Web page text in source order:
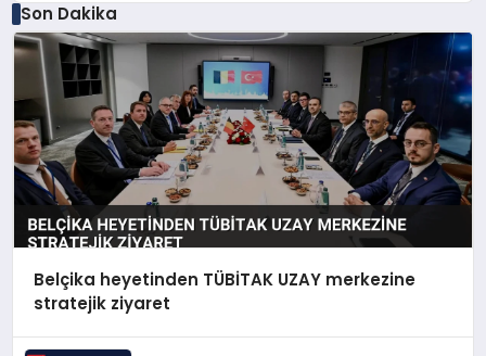
Son Dakika
Belçika heyetinden TÜBİTAK UZAY merkezine
stratejik ziyaret